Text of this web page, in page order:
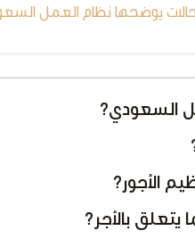
السعودي؟
الأجور؟
يتعلق بالأجر؟